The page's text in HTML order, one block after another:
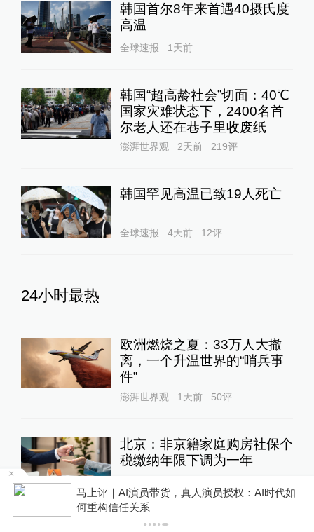
韩国首尔8年来首遇40摄氏度
高温
全球速报 1天前
韩国“超高龄社会”切面：40℃
国家灾难状态下，2400名首
尔老人还在巷子里收废纸
澎湃世界观 2天前 219评
韩国罕见高温已致19人死亡
全球速报 4天前 12评
24小时最热
欧洲燃烧之夏：33万人大撤
离，一个升温世界的“哨兵事
件”
澎湃世界观 1天前 50评
北京：非京籍家庭购房社保个
税缴纳年限下调为一年
马上评｜AI演员带货，真人演员授权：AI时代如
何重构信任关系